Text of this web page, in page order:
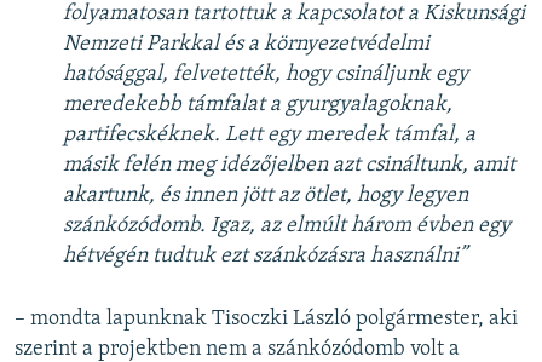
folyamatosan tartottuk a kapcsolatot a Kiskunsági
Nemzeti Parkkal és a környezetvédelmi
hatósággal, felvetették, hogy csináljunk egy
meredekebb támfalat a gyurgyalagoknak,
partifecskéknek. Lett egy meredek támfal, a
másik felén meg idézőjelben azt csináltunk, amit
akartunk, és innen jött az ötlet, hogy legyen
szánkózódomb. Igaz, az elmúlt három évben egy
hétvégén tudtuk ezt szánkózásra használni”
– mondta lapunknak Tisoczki László polgármester, aki
szerint a projektben nem a szánkózódomb volt a